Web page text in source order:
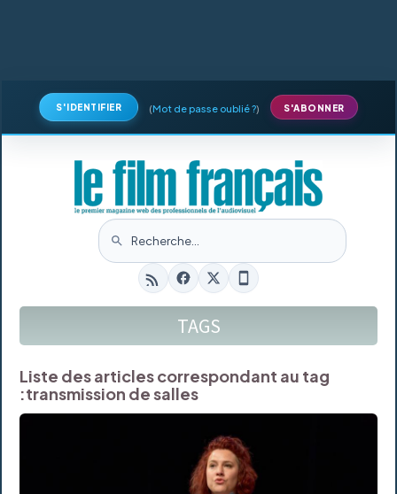
S'IDENTIFIER (Mot de passe oublié ?) S'ABONNER
TAGS
Liste des articles correspondant au tag
:transmission de salles